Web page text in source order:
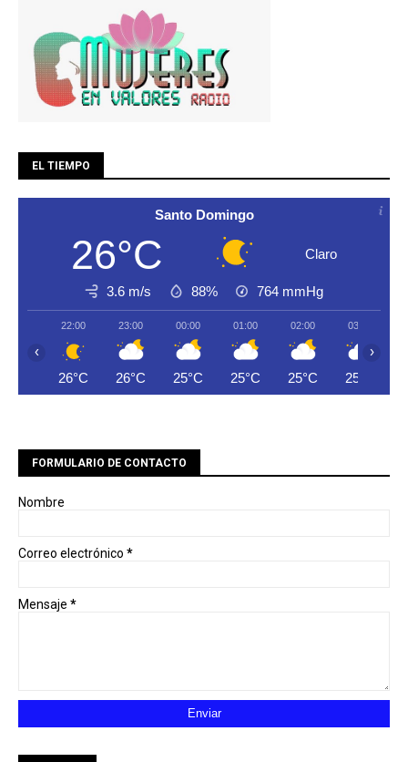
EL TIEMPO
Santo Domingo
26°C Claro
3.6 m/s 88% 764 mmHg
22:00
26°C
23:00
26°C
00:00
25°C
01:00
25°C
02:00
25°C
03:00
25°C
‹ ›
FORMULARIO DE CONTACTO
Nombre
Correo electrónico *
Mensaje *